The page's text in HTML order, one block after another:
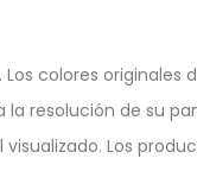
Los colores
resolución de su
Los